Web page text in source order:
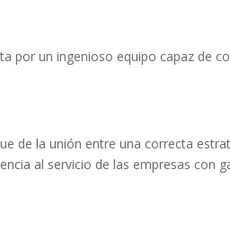
por un ingenioso equipo capaz de
de la unión entre una correcta
al servicio de las empresas con